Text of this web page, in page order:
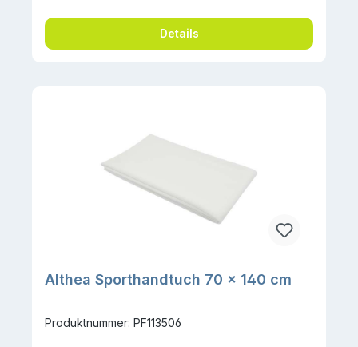
Details
Althea Sporthandtuch 70 × 140 cm
Produktnummer: PF113506